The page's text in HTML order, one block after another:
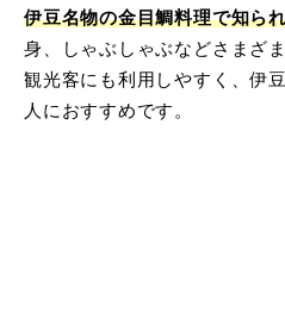
伊豆名物の金目鯛料理で知ら
身、しゃぶしゃぶなどさまざ
観光客にも利用しやすく、伊
人におすすめです。